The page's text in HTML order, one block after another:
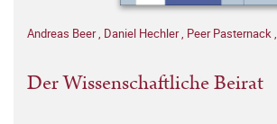
Andreas Beer, Daniel Hechler, Peer Pasternack,
Der Wissenschaftliche Beirat